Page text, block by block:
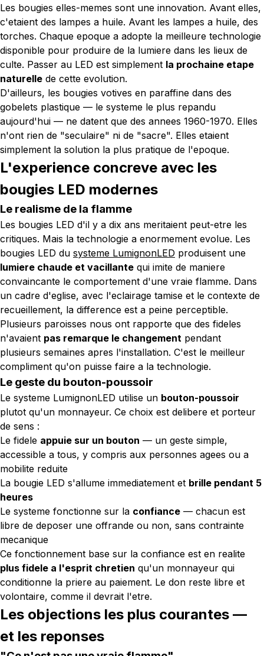
Les bougies elles-memes sont une innovation. Avant elles,
c'etaient des lampes a huile. Avant les lampes a huile, des
torches. Chaque epoque a adopte la meilleure technologie
disponible pour produire de la lumiere dans les lieux de
culte. Passer au LED est simplement la prochaine etape
naturelle de cette evolution.
D'ailleurs, les bougies votives en paraffine dans des
gobelets plastique — le systeme le plus repandu
aujourd'hui — ne datent que des annees 1960-1970. Elles
n'ont rien de "seculaire" ni de "sacre". Elles etaient
simplement la solution la plus pratique de l'epoque.
L'experience concreve avec les
bougies LED modernes
Le realisme de la flamme
Les bougies LED d'il y a dix ans meritaient peut-etre les
critiques. Mais la technologie a enormement evolue. Les
bougies LED du systeme LumignonLED produisent une
lumiere chaude et vacillante qui imite de maniere
convaincante le comportement d'une vraie flamme. Dans
un cadre d'eglise, avec l'eclairage tamise et le contexte de
recueillement, la difference est a peine perceptible.
Plusieurs paroisses nous ont rapporte que des fideles
n'avaient pas remarque le changement pendant
plusieurs semaines apres l'installation. C'est le meilleur
compliment qu'on puisse faire a la technologie.
Le geste du bouton-poussoir
Le systeme LumignonLED utilise un bouton-poussoir
plutot qu'un monnayeur. Ce choix est delibere et porteur
de sens :
Le fidele appuie sur un bouton — un geste simple,
accessible a tous, y compris aux personnes agees ou a
mobilite reduite
La bougie LED s'allume immediatement et brille pendant 5
heures
Le systeme fonctionne sur la confiance — chacun est
libre de deposer une offrande ou non, sans contrainte
mecanique
Ce fonctionnement base sur la confiance est en realite
plus fidele a l'esprit chretien qu'un monnayeur qui
conditionne la priere au paiement. Le don reste libre et
volontaire, comme il devrait l'etre.
Les objections les plus courantes —
et les reponses